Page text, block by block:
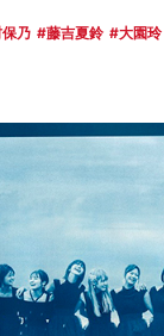
乃 藤吉夏鈴 大園玲